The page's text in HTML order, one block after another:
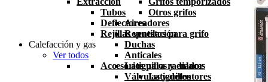
Tubos
Deflectores
Rejillas ventilación
Calefacción y gas
Ver todos
Accesorios para radiador
Válvulas y detentores
Otros grifos
Aireadores
Repuestos para grifo
Duchas
Anticales
Latiguillos y enlaces
Latiguillos